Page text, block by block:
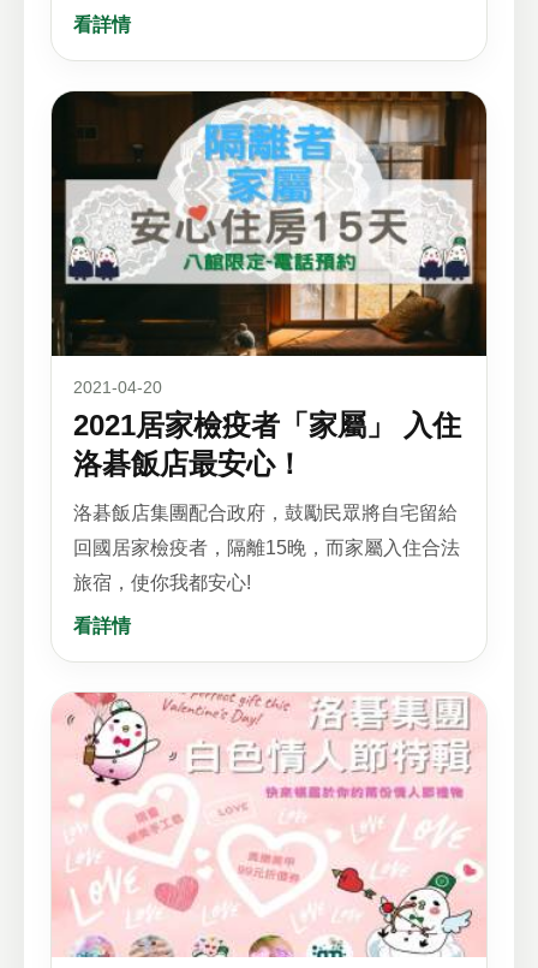
看詳情
2021-04-20
2021居家檢疫者「家屬」 入住
洛碁飯店最安心！
洛碁飯店集團配合政府，鼓勵民眾將自宅留給
回國居家檢疫者，隔離15晚，而家屬入住合法
旅宿，使你我都安心!
看詳情